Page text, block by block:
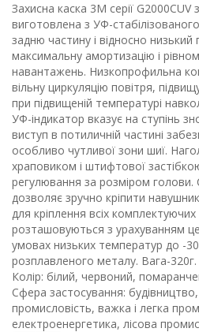
Захисна каска 3М серії G2000CUV
виготовлена ​​з УФ-
задню частину і відносно
максимальну амортизацію і
навантажень. Низкопрофильна
вільну циркуляцію повітря,
при підвищеній температурі
УФ-індикатор вказує на ступінь
виступ в потиличній частині
особливо чутливої ​​зони шиї.
храповиком і штифтової
регулювання за розміром голови.
дозволяє зручно кріпити
для кріплення всіх комплектуючих
розташовуються з урахуванням
умовах низьких температур до -30
розплавленого металу. Вага-
Колір: білий, червоний,
Сфера застосування:
промисловість, важка і легка
електроенергетика, лісова